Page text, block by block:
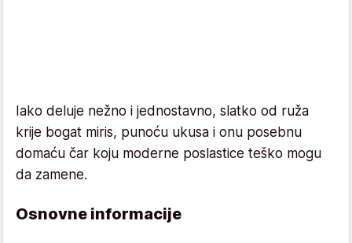
Iako deluje nežno i jednostavno, slatko od ruža
krije bogat miris, punoću ukusa i onu posebnu
domaću čar koju moderne poslastice teško mogu
da zamene.
Osnovne informacije